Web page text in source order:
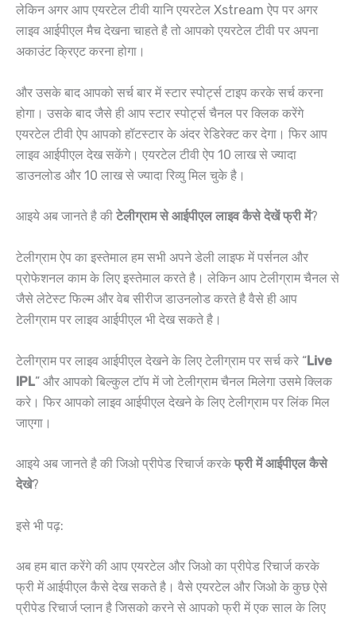
लेकिन अगर आप एयरटेल टीवी यानि एयरटेल Xstream ऐप पर अगर
लाइव आईपीएल मैच देखना चाहते है तो आपको एयरटेल टीवी पर अपना
अकाउंट क्रिएट करना होगा।
और उसके बाद आपको सर्च बार में स्टार स्पोर्ट्स टाइप करके सर्च करना
होगा। उसके बाद जैसे ही आप स्टार स्पोर्ट्स चैनल पर क्लिक करेंगे
एयरटेल टीवी ऐप आपको हॉटस्टार के अंदर रेडिरेक्ट कर देगा। फिर आप
लाइव आईपीएल देख सकेंगे। एयरटेल टीवी ऐप 10 लाख से ज्यादा
डाउनलोड और 10 लाख से ज्यादा रिव्यु मिल चुके है।
आइये अब जानते है की टेलीग्राम से आईपीएल लाइव कैसे देखें फ्री में?
टेलीग्राम ऐप का इस्तेमाल हम सभी अपने डेली लाइफ में पर्सनल और
प्रोफेशनल काम के लिए इस्तेमाल करते है। लेकिन आप टेलीग्राम चैनल से
जैसे लेटेस्ट फिल्म और वेब सीरीज डाउनलोड करते है वैसे ही आप
टेलीग्राम पर लाइव आईपीएल भी देख सकते है।
टेलीग्राम पर लाइव आईपीएल देखने के लिए टेलीग्राम पर सर्च करे “Live
IPL” और आपको बिल्कुल टॉप में जो टेलीग्राम चैनल मिलेगा उसमे क्लिक
करे। फिर आपको लाइव आईपीएल देखने के लिए टेलीग्राम पर लिंक मिल
जाएगा।
आइये अब जानते है की जिओ प्रीपेड रिचार्ज करके फ्री में आईपीएल कैसे
देखे?
इसे भी पढ़:
अब हम बात करेंगे की आप एयरटेल और जिओ का प्रीपेड रिचार्ज करके
फ्री में आईपीएल कैसे देख सकते है। वैसे एयरटेल और जिओ के कुछ ऐसे
प्रीपेड रिचार्ज प्लान है जिसको करने से आपको फ्री में एक साल के लिए